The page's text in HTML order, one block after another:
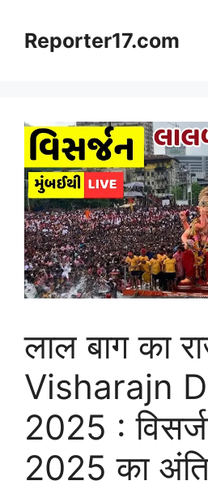
contentReporter17.com
लाल बाग का
Visharajn
2025 :
2025 का